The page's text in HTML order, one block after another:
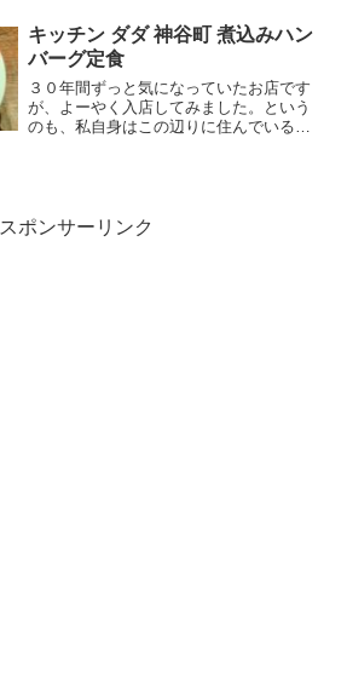
ライブ感があって楽しいです。また、高
級フレンチをカウンター...
キッチン ダダ 神谷町 煮込みハン
バーグ定食
３０年間ずっと気になっていたお店です
が、よーやく入店してみました。という
のも、私自身はこの辺りに住んでいるも
スポンサーリンク